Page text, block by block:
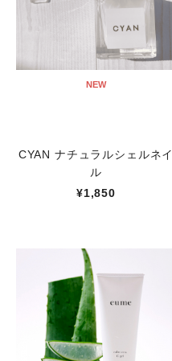
NEW
CYAN ナチュラルシェルネイ
ル
¥1,850